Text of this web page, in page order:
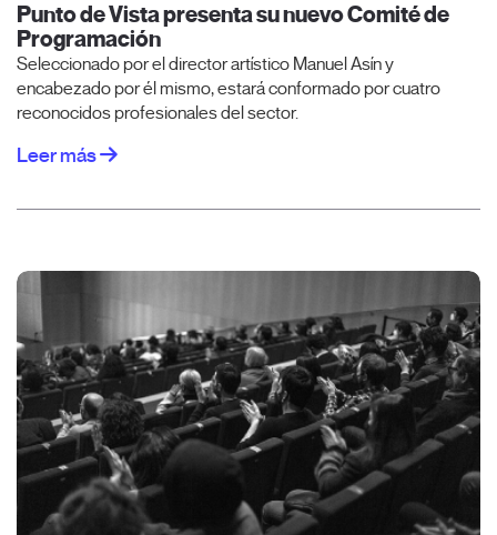
Punto de Vista presenta su nuevo Comité de
Programación
Seleccionado por el director artístico Manuel Asín y
encabezado por él mismo, estará conformado por cuatro
reconocidos profesionales del sector.
Leer más